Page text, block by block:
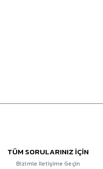
TÜM SORULARINIZ İÇİN
Bizimle İletişime Geçin